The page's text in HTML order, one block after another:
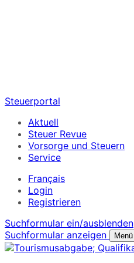
Steuerportal
Aktuell
Steuer Revue
Vorsorge und Steuern
Service
Français
Login
Registrieren
Suchformular ein/ausblenden
Suchformular anzeigen
Menü